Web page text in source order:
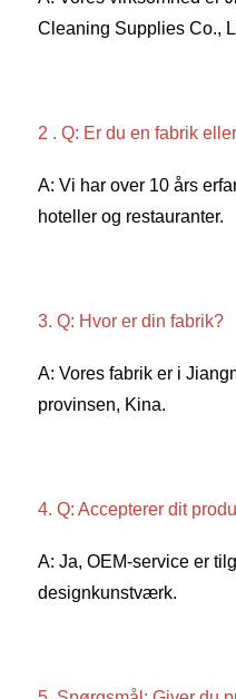
Cleaning Supplies Co.,
2 . Q: Er du en fabrik
A: Vi har over 10 års
hoteller og restauranter.
3. Q: Hvor er din fabrik?
A: Vores fabrik er i
provinsen, Kina.
4. Q: Accepterer dit
A: Ja, OEM-service er
designkunstværk.